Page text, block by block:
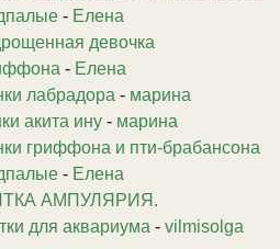
- Елена
девочка
- Елена
лабрадора - марина
акита ину - марина
гриффона и пти-брабансона
- Елена
АМПУЛЯРИЯ.
для аквариума - vilmisolga